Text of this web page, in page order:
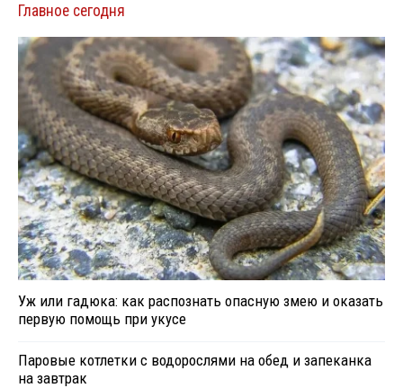
Главное сегодня
Уж или гадюка: как распознать опасную змею и оказать
первую помощь при укусе
Паровые котлетки с водорослями на обед и запеканка
на завтрак